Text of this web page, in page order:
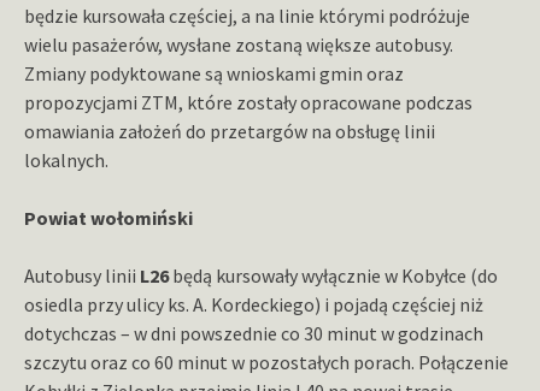
będzie kursowała częściej, a na linie którymi podróżuje
wielu pasażerów, wysłane zostaną większe autobusy.
Zmiany podyktowane są wnioskami gmin oraz
propozycjami ZTM, które zostały opracowane podczas
omawiania założeń do przetargów na obsługę linii
lokalnych.
Powiat wołomiński
Autobusy linii L26będą kursowały wyłącznie w Kobyłce (do
osiedla przy ulicy ks. A. Kordeckiego) i pojadą częściej niż
dotychczas – w dni powszednie co 30 minut w godzinach
szczytu oraz co 60 minut w pozostałych porach. Połączenie